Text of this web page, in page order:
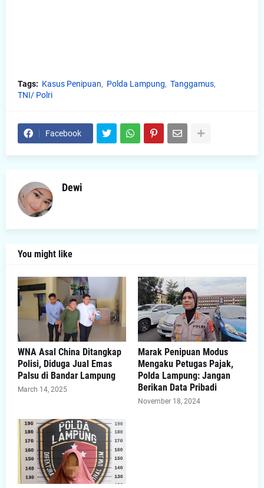
Tags: Kasus Penipuan Polda Lampung
Tanggamus
TNI/ Polri
Facebook
Dewi
You might like
WNA Asal China Ditangkap
Polisi, Diduga Jual Emas
Palsu di Bandar Lampung
March 14, 2025
Marak Penipuan Modus
Mengaku Petugas Pajak,
Polda Lampung: Jangan
Berikan Data Pribadi
November 18, 2024